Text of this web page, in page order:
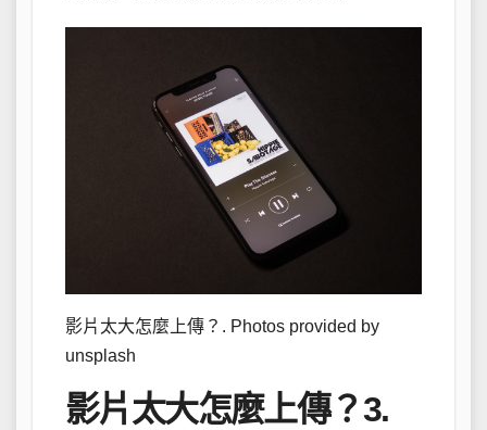
影片太大怎麼上傳？. Photos provided by
unsplash
影片太大怎麼上傳？3.